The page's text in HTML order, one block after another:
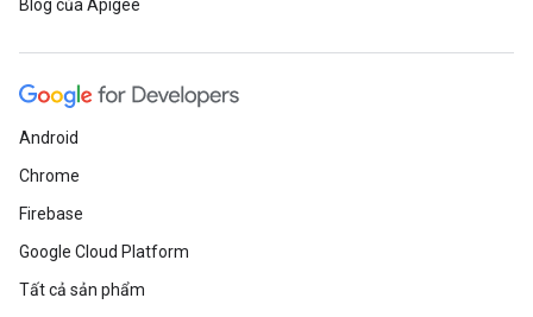
Blog của Apigee
Android
Chrome
Firebase
Google Cloud Platform
Tất cả sản phẩm